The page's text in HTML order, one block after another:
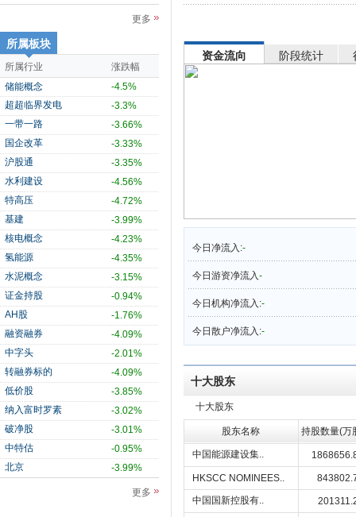
更多
所属板块
所属行业
涨跌幅
储能概念
-4.5%
超超临界发电
-3.3%
一带一路
-3.66%
国企改革
-3.33%
沪股通
-3.35%
水利建设
-4.56%
特高压
-4.72%
基建
-3.99%
核电概念
-4.23%
氢能源
-4.35%
水泥概念
-3.15%
证金持股
-0.94%
AH股
-1.76%
融资融券
-4.09%
中字头
-2.01%
转融券标的
-4.09%
低价股
-3.85%
纳入富时罗素
-3.02%
破净股
-3.01%
中特估
-0.95%
北京
-3.99%
更多
资金流向 阶段统计
今日净流入:-
今日游资净流入-
今日机构净流入:-
今日散户净流入:-
十大股东
十大股东
股东名称 持股数量(万
中国能源建设集..
HKSCC NOMINEES..
中国国新控股有..